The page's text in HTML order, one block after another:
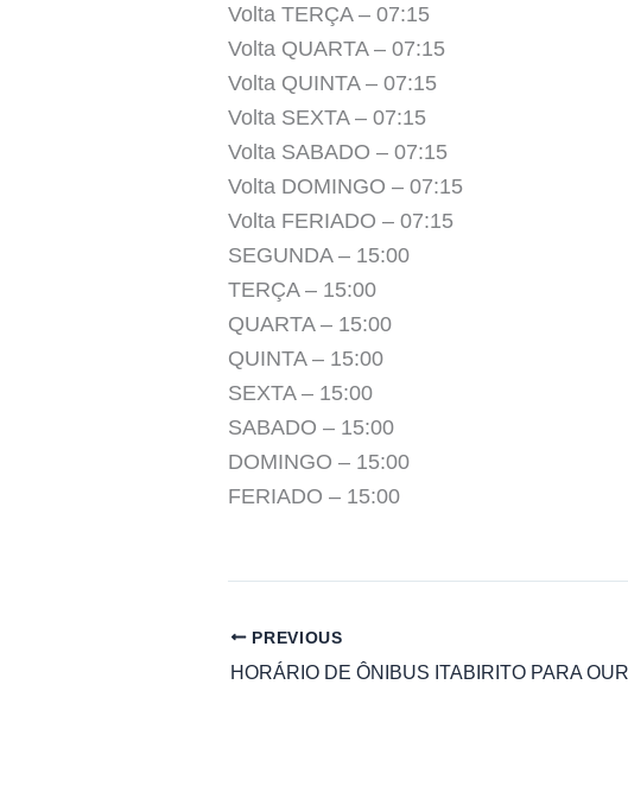
Volta TERÇA – 07:15
Volta QUARTA – 07:15
Volta QUINTA – 07:15
Volta SEXTA – 07:15
Volta SABADO – 07:15
Volta DOMINGO – 07:15
Volta FERIADO – 07:15
SEGUNDA – 15:00
TERÇA – 15:00
QUARTA – 15:00
QUINTA – 15:00
SEXTA – 15:00
SABADO – 15:00
DOMINGO – 15:00
FERIADO – 15:00
PREVIOUS